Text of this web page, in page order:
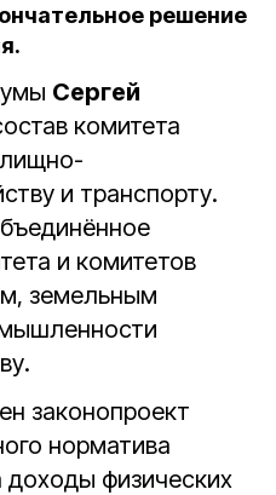
решение
Сергей
комитета
и транспорту.
и комитетов
земельным
законопроект
норматива
доходы физических